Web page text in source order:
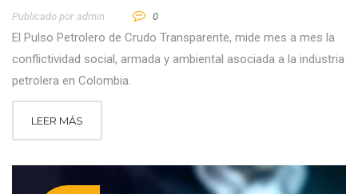
Publicado por Admin 0
El Pulso Petrolero de Crudo Transparente, mide mes a mes la
conflictividad social, armada y ambiental asociada a la industria
petrolera en Colombia.
LEER MÁS